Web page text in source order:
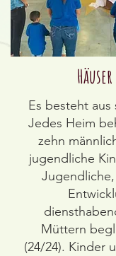
Es besteht aus
Jedes Heim
zehn
jugendliche
Müttern
(24/24). Kinder